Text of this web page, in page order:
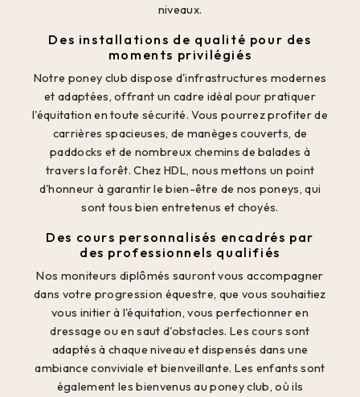
niveaux.
Des installations de qualité pour des
moments privilégiés
Notre poney club dispose d'infrastructures modernes
et adaptées, offrant un cadre idéal pour pratiquer
l'équitation en toute sécurité. Vous pourrez profiter de
carrières spacieuses, de manèges couverts, de
paddocks et de nombreux chemins de balades à
travers la forêt. Chez HDL, nous mettons un point
d'honneur à garantir le bien-être de nos poneys, qui
sont tous bien entretenus et choyés.
Des cours personnalisés encadrés par
des professionnels qualifiés
Nos moniteurs diplômés sauront vous accompagner
dans votre progression équestre, que vous souhaitiez
vous initier à l'équitation, vous perfectionner en
dressage ou en saut d'obstacles. Les cours sont
adaptés à chaque niveau et dispensés dans une
ambiance conviviale et bienveillante. Les enfants sont
également les bienvenus au poney club, où ils